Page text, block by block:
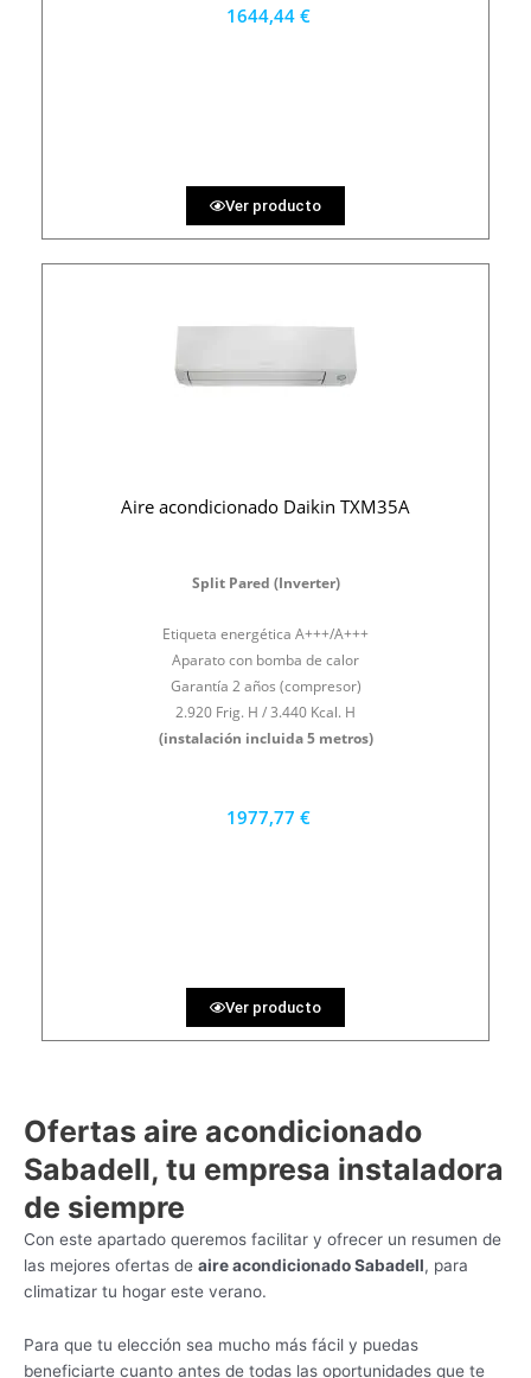
1644,44 €
Ver producto
Aire acondicionado Daikin TXM35A
Split Pared (Inverter)
Etiqueta energética A+++/A+++
Aparato con bomba de calor
Garantía 2 años (compresor)
2.920 Frig. H / 3.440 Kcal. H
(instalación incluida 5 metros)
1977,77 €
Ver producto
Ofertas aire acondicionado
Sabadell, tu empresa instaladora
de siempre
Con este apartado queremos facilitar y ofrecer un resumen de
las mejores ofertas de aire acondicionado Sabadell, para
climatizar tu hogar este verano.
Para que tu elección sea mucho más fácil y puedas
beneficiarte cuanto antes de todas las oportunidades que te